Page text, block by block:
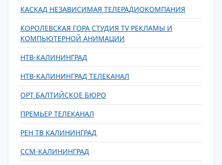
КАСКАД НЕЗАВИСИМАЯ ТЕЛЕРАДИОКОМПАНИЯ
КОРОЛЕВСКАЯ ГОРА СТУДИЯ TV РЕКЛАМЫ И
КОМПЬЮТЕРНОЙ АНИМАЦИИ
НТВ-КАЛИНИНГРАД
НТВ-КАЛИНИНГРАД ТЕЛЕКАНАЛ
ОРТ БАЛТИЙСКОЕ БЮРО
ПРЕМЬЕР ТЕЛЕКАНАЛ
РЕН ТВ КАЛИНИНГРАД
ССМ-КАЛИНИНГРАД